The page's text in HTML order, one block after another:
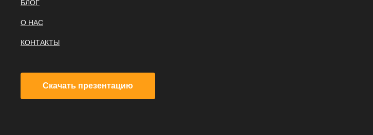
БЛОГ
О НАС
КОНТАКТЫ
Скачать презентацию